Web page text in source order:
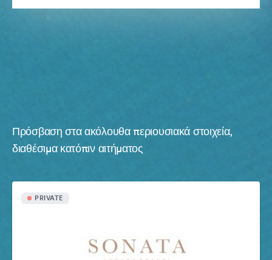
Πρόσβαση στα ακόλουθα περιουσιακά στοιχεία,
διαθέσιμα κατόπιν αιτήματος
PRIVATE